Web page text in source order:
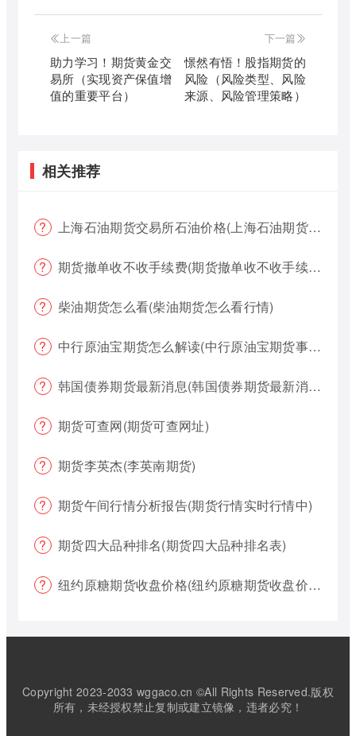
上一篇
助力学习！期货黄金交
易所（实现资产保值增
值的重要平台）
下一篇
憬然有悟！股指期货的
风险（风险类型、风险
来源、风险管理策略）
相关推荐
上海石油期货交易所石油价格(上海石油期货交易所石油价格查询)
期货撤单收不收手续费(期货撤单收不收手续费用)
柴油期货怎么看(柴油期货怎么看行情)
中行原油宝期货怎么解读(中行原油宝期货事件)
韩国债券期货最新消息(韩国债券期货最新消息新闻)
期货可查网(期货可查网址)
期货李英杰(李英南期货)
期货午间行情分析报告(期货行情实时行情中)
期货四大品种排名(期货四大品种排名表)
纽约原糖期货收盘价格(纽约原糖期货收盘价格是多少)
Copyright 2023-2033 wggaco.cn ©All Rights Reserved.版权
所有，未经授权禁止复制或建立镜像，违者必究！